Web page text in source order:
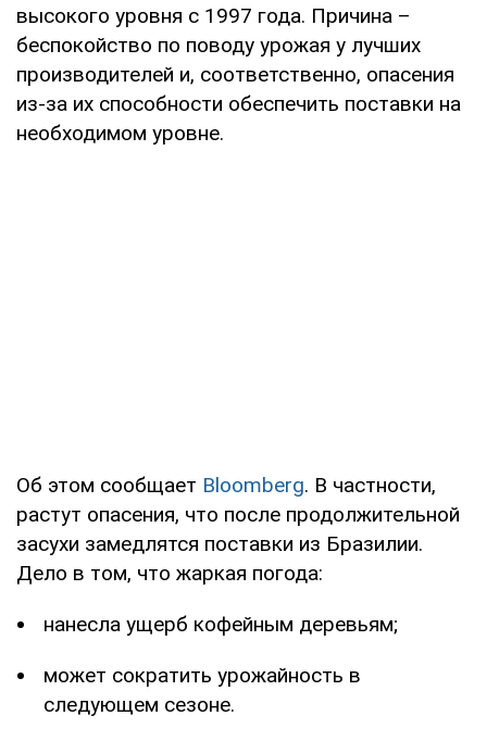
высокого уровня с 1997 года. Причина –
беспокойство по поводу урожая у лучших
производителей и, соответственно, опасения
из-за их способности обеспечить поставки на
необходимом уровне.
Об этом сообщает Bloomberg. В частности,
растут опасения, что после продолжительной
засухи замедлятся поставки из Бразилии.
Дело в том, что жаркая погода:
нанесла ущерб кофейным деревьям;
может сократить урожайность в
следующем сезоне.